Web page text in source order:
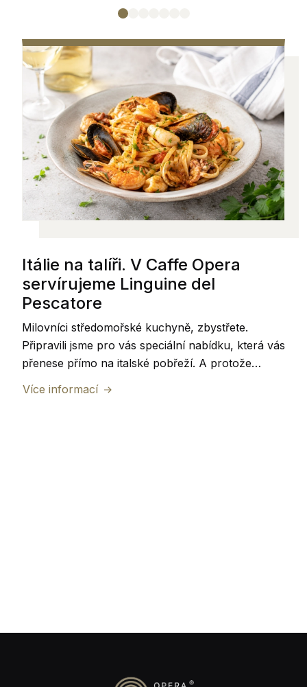
Itálie na talíři. V Caffe Opera
servírujeme Linguine del
Pescatore
Milovníci středomořské kuchyně, zbystřete.
Připravili jsme pro vás speciální nabídku, která vás
přenese přímo na italské pobřeží. A protože
dobré jídlo chutná nejlépe ve společnosti, vytvořili
Více informací